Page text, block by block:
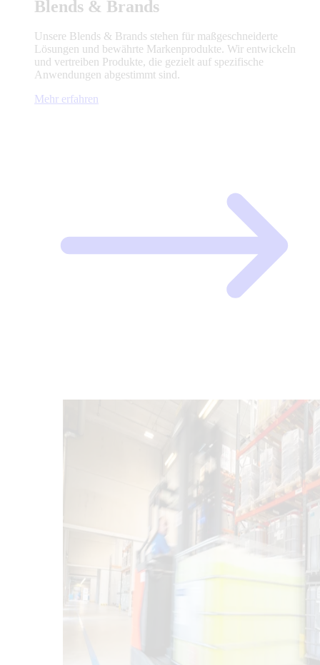
Blends & Brands
Unsere Blends & Brands stehen für maßgeschneiderte
Lösungen und bewährte Markenprodukte. Wir entwickeln
und vertreiben Produkte, die gezielt auf spezifische
Anwendungen abgestimmt sind.
Mehr erfahren